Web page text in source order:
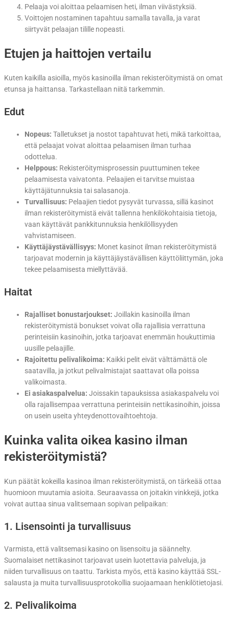
Pelaaja voi aloittaa pelaamisen heti, ilman viivästyksiä.
Voittojen nostaminen tapahtuu samalla tavalla, ja varat
siirtyvät pelaajan tilille nopeasti.
Etujen ja haittojen vertailu
Kuten kaikilla asioilla, myös kasinoilla ilman rekisteröitymistä on omat
etunsa ja haittansa. Tarkastellaan niitä tarkemmin.
Edut
Nopeus: Talletukset ja nostot tapahtuvat heti, mikä tarkoittaa,
että pelaajat voivat aloittaa pelaamisen ilman turhaa
odottelua.
Helppous: Rekisteröitymisprosessin puuttuminen tekee
pelaamisesta vaivatonta. Pelaajien ei tarvitse muistaa
käyttäjätunnuksia tai salasanoja.
Turvallisuus: Pelaajien tiedot pysyvät turvassa, sillä kasinot
ilman rekisteröitymistä eivät tallenna henkilökohtaisia tietoja,
vaan käyttävät pankkitunnuksia henkilöllisyyden
vahvistamiseen.
Käyttäjäystävällisyys: Monet kasinot ilman rekisteröitymistä
tarjoavat modernin ja käyttäjäystävällisen käyttöliittymän, joka
tekee pelaamisesta miellyttävää.
Haitat
Rajalliset bonustarjoukset: Joillakin kasinoilla ilman
rekisteröitymistä bonukset voivat olla rajallisia verrattuna
perinteisiin kasinoihin, jotka tarjoavat enemmän houkuttimia
uusille pelaajille.
Rajoitettu pelivalikoima: Kaikki pelit eivät välttämättä ole
saatavilla, ja jotkut pelivalmistajat saattavat olla poissa
valikoimasta.
Ei asiakaspalvelua: Joissakin tapauksissa asiakaspalvelu voi
olla rajallisempaa verrattuna perinteisiin nettikasinoihin, joissa
on usein useita yhteydenottovaihtoehtoja.
Kuinka valita oikea kasino ilman
rekisteröitymistä?
Kun päätät kokeilla kasinoa ilman rekisteröitymistä, on tärkeää ottaa
huomioon muutamia asioita. Seuraavassa on joitakin vinkkejä, jotka
voivat auttaa sinua valitsemaan sopivan pelipaikan:
1. Lisensointi ja turvallisuus
Varmista, että valitsemasi kasino on lisensoitu ja säännelty.
Suomalaiset nettikasinot tarjoavat usein luotettavia palveluja, ja
niiden turvallisuus on taattu. Tarkista myös, että kasino käyttää SSL-
salausta ja muita turvallisuusprotokollia suojaamaan henkilötietojasi.
2. Pelivalikoima